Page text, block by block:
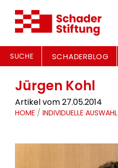
SUCHE SCHADERBLOG
Jürgen Kohl
Artikel vom 27.05.2014
HOME / INDIVIDUELLE AUSWAHL